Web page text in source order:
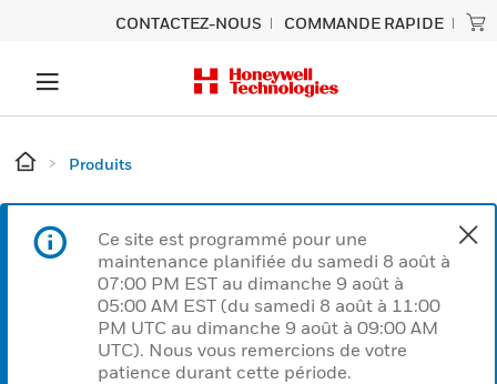
CONTACTEZ-NOUS COMMANDE RAPIDE
Produits
Ce site est programmé pour une
maintenance planifiée du samedi 8 août à
07:00 PM EST au dimanche 9 août à
05:00 AM EST (du samedi 8 août à 11:00
PM UTC au dimanche 9 août à 09:00 AM
UTC). Nous vous remercions de votre
patience durant cette période.